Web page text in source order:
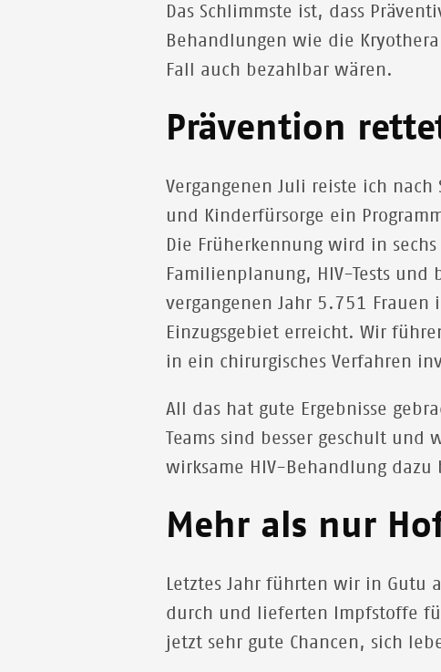
Das Schlimmste ist, dass
Behandlungen wie die
Fall auch bezahlbar wären.
Prävention
Vergangenen Juli reiste ich
und Kinderfürsorge ein
Die Früherkennung wird in
Familienplanung, HIV-Tests
vergangenen Jahr 5.751
Einzugsgebiet erreicht. Wir
in ein chirurgisches Verfahren
All das hat gute Ergebnisse
Teams sind besser geschult
wirksame HIV-Behandlung
Mehr als nur
Letztes Jahr führten wir in Gutu
durch und lieferten Impfstoffe
jetzt sehr gute Chancen, sich